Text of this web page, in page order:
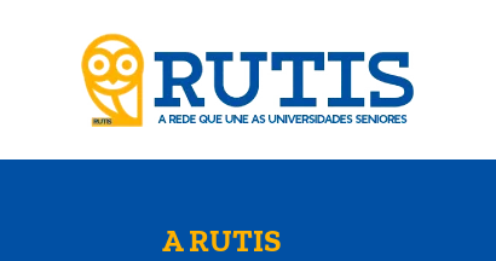
A RUTIS